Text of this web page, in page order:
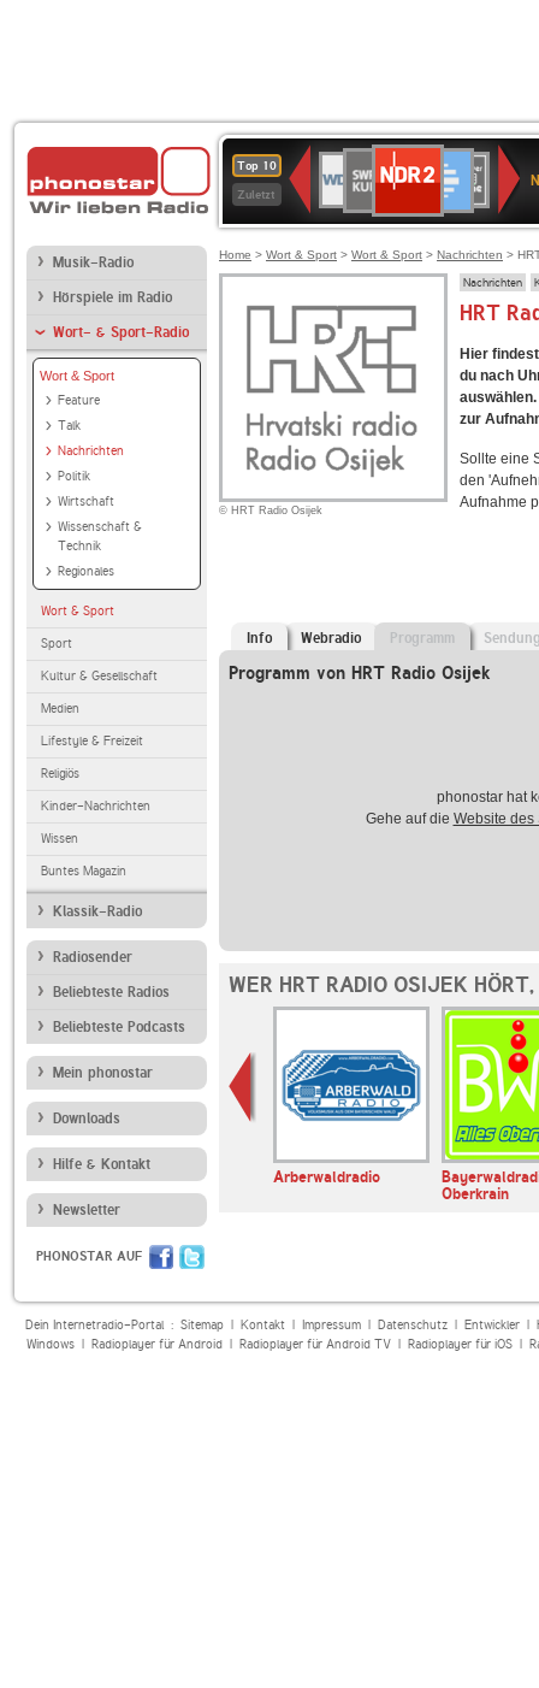
Top 10
Zuletzt
Deutschlandfunk
80er
90er
OLDIE
ANTENNE
SWR3
WDR
4
BR-
KLASSIK
Deutschlandfunk
Kultur
ANTENNE
BAYERN
2
Kultur
2
Musik-Radio
Hörspiele im Radio
Wort- & Sport-Radio
Wort & Sport
Feature
Talk
Nachrichten
Politik
Wirtschaft
Wissenschaft &
Technik
Regionales
Wort & Sport
Sport
Kultur & Gesellschaft
Medien
Lifestyle & Freizeit
Religiös
Kinder-Nachrichten
Wissen
Buntes Magazin
Klassik-Radio
Radiosender
Beliebteste Radios
Beliebteste Podcasts
Mein phonostar
Downloads
Hilfe & Kontakt
Newsletter
PHONOSTAR AUF
Home > Wort & Sport > Wort & Sport > Nachrichten >
© HRT Radio Osijek
Nachrichten
HRT
Hier
du nach
zur
Sollte eine
den
Aufnahme
Info Webradio Programm
Programm von HRT Radio Osijek
phonostar hat
Gehe auf die Website des
WER HRT RADIO OSIJEK
Arberwaldradio
Oberkrain
Dein Internetradio-Portal : Sitemap| Kontakt| Impressum| Datenschutz| Entwickler|
Windows| Radioplayer für Android| Radioplayer für Android TV| Radioplayer für iOS|